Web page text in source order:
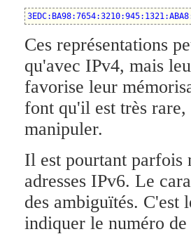
Ces représentations
qu'avec IPv4, mais
favorise leur
font qu'il est très rare,
manipuler.
Il est pourtant parfois
adresses IPv6. Le
des ambiguïtés. C'est
indiquer le numéro